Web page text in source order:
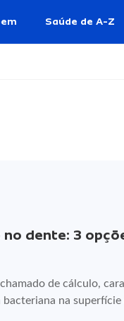
Saúde de A-Z
dente: 3
de cálculo,
na superfície